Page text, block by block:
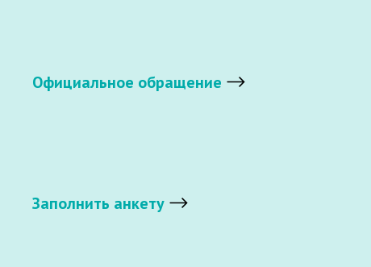
Официальное обращение
Заполнить анкету